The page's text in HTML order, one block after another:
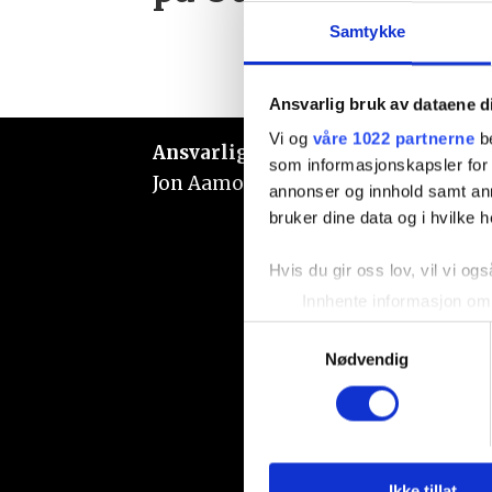
Samtykke
Ansvarlig bruk av dataene
Vi og våre 1022 partnerne
som informasjonskapsler
annonser og innhold samt
bruker dine data og i hvilke
Hvis du gir oss lov, vil vi
Innhente informasjon
Identifisere enheten din
mer infokan du lese
Du kan hele tiden endre
analysere trafikken vår. Vi
Nødvendig
Ansvarlig redaktør:
Jon Aamodt